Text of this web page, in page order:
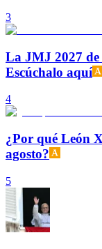
3
La JMJ 2027 de
Escúchalo aquí
4
¿Por qué León
agosto?
5